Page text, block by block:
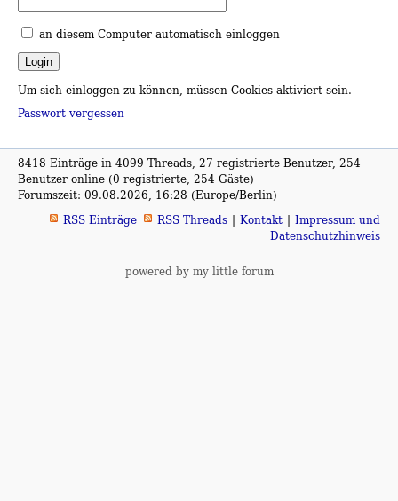
an diesem Computer automatisch einloggen
Um sich einloggen zu können, müssen Cookies aktiviert sein.
Passwort vergessen
8418 Einträge in 4099 Threads, 27 registrierte Benutzer, 254
Benutzer online (0 registrierte, 254 Gäste)
Forumszeit: 09.08.2026, 16:28 (Europe/Berlin)
RSS Einträge
RSS Threads Kontakt
Impressum und
Datenschutzhinweis
powered by my little forum